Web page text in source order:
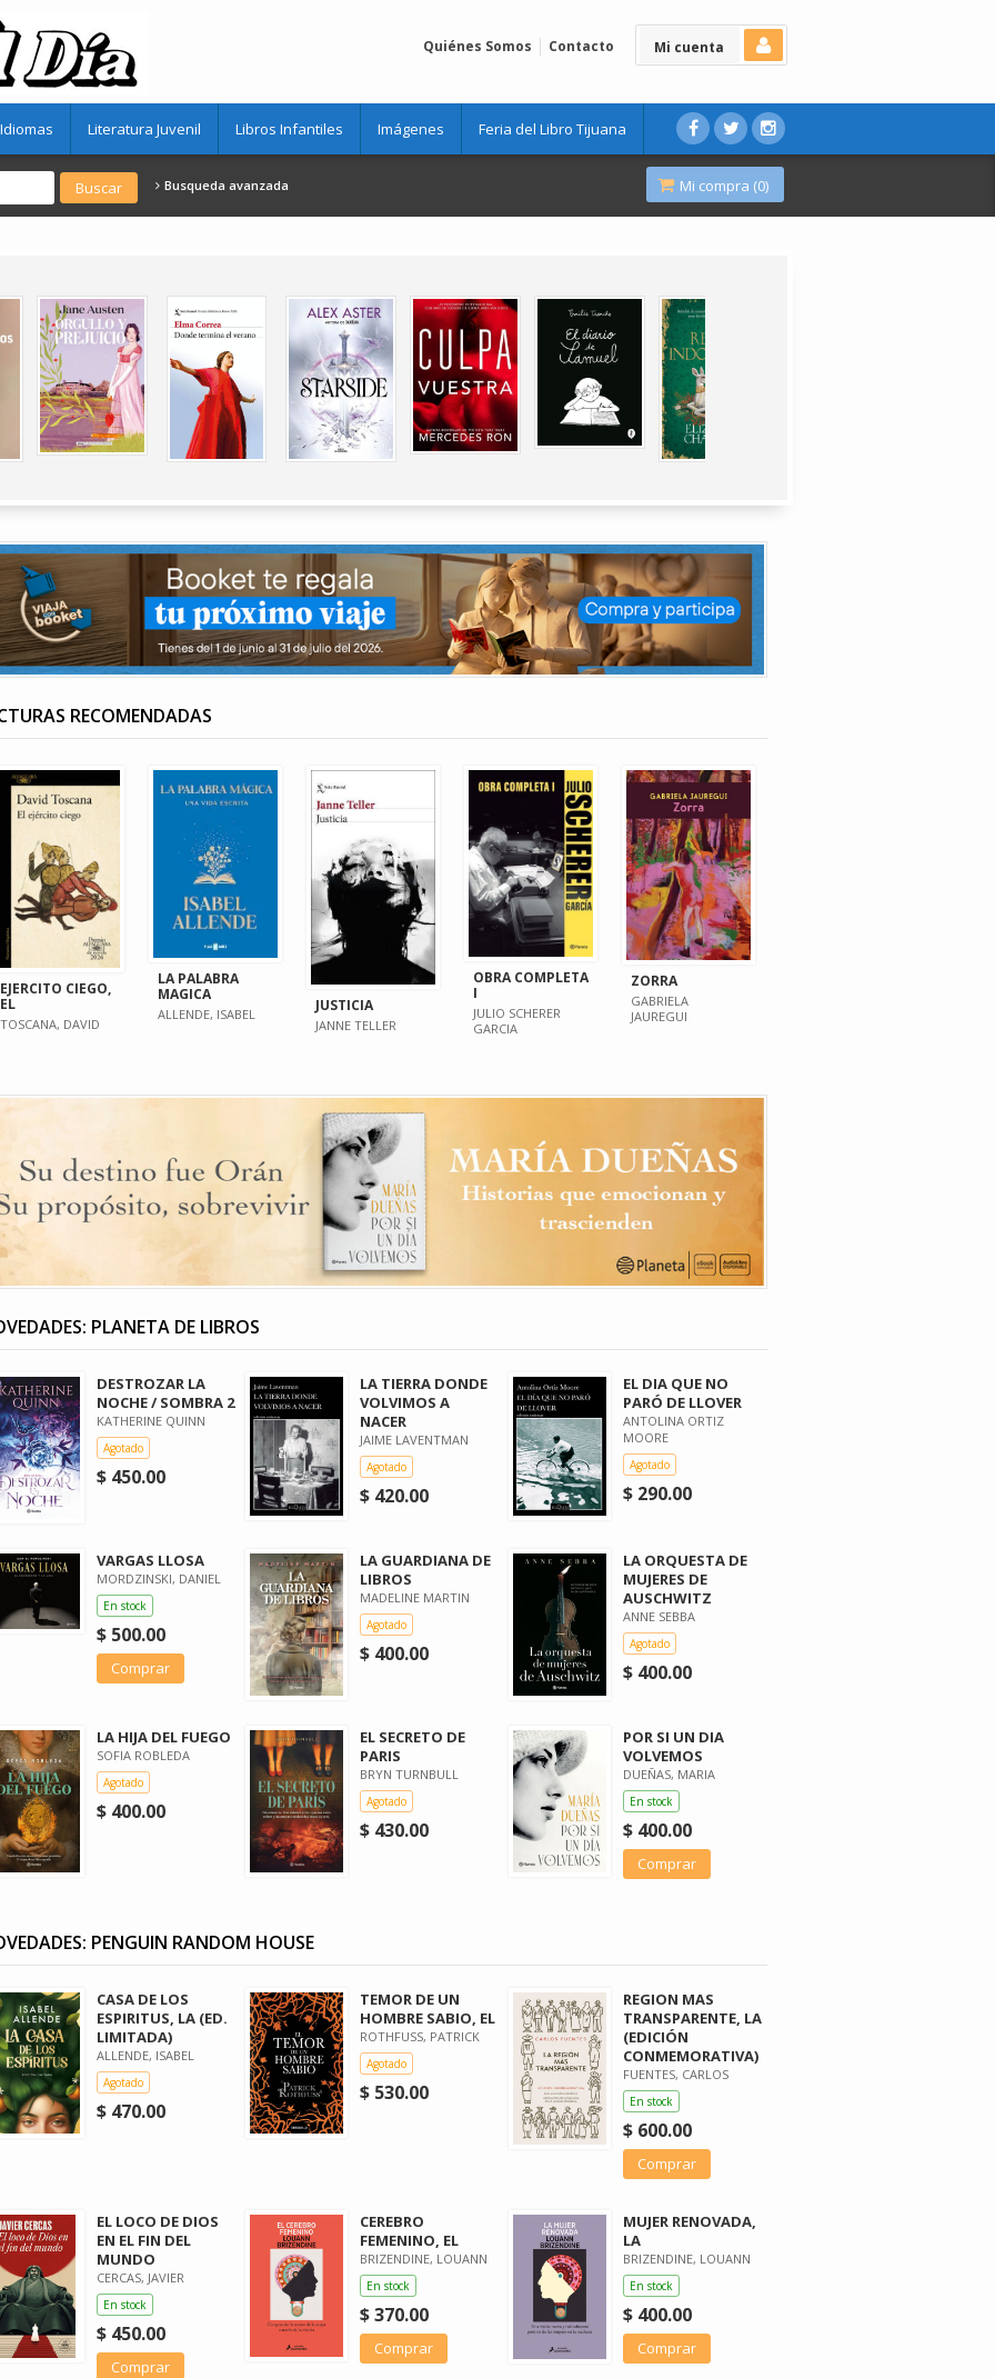
Mi cuenta
Quiénes Somos Contacto
Idiomas Literatura Juvenil Libros Infantiles Imágenes Feria del Libro Tijuana
Busqueda avanzada Mi compra (0)
RECOMENDADAS
EJERCITO CIEGO,
EL
TOSCANA, DAVID
LA PALABRA
MAGICA
ALLENDE, ISABEL JUSTICIA
JANNE TELLER
OBRA COMPLETA
I
JULIO SCHERER
GARCIA
ZORRA
GABRIELA
JAUREGUI
PLANETA DE LIBROS
DESTROZAR LA
NOCHE / SOMBRA 2
KATHERINE QUINN
Agotado
$ 450.00
LA TIERRA DONDE
VOLVIMOS A
NACER
JAIME LAVENTMAN
Agotado
$ 420.00
EL DIA QUE NO
PARÓ DE LLOVER
ANTOLINA ORTIZ
MOORE
Agotado
$ 290.00
VARGAS LLOSA
MORDZINSKI, DANIEL
En stock
$ 500.00
Comprar
LA GUARDIANA DE
LIBROS
MADELINE MARTIN
Agotado
$ 400.00
LA ORQUESTA DE
MUJERES DE
AUSCHWITZ
ANNE SEBBA
Agotado
$ 400.00
LA HIJA DEL FUEGO
SOFIA ROBLEDA
Agotado
$ 400.00
EL SECRETO DE
PARIS
BRYN TURNBULL
Agotado
$ 430.00
POR SI UN DIA
VOLVEMOS
DUEÑAS, MARIA
En stock
$ 400.00
Comprar
PENGUIN RANDOM HOUSE
CASA DE LOS
ESPIRITUS, LA (ED.
LIMITADA)
ALLENDE, ISABEL
Agotado
$ 470.00
TEMOR DE UN
HOMBRE SABIO, EL
ROTHFUSS, PATRICK
Agotado
$ 530.00
REGION MAS
TRANSPARENTE, LA
(EDICIÓN
CONMEMORATIVA)
FUENTES, CARLOS
En stock
$ 600.00
Comprar
EL LOCO DE DIOS
EN EL FIN DEL
MUNDO
CERCAS, JAVIER
En stock
$ 450.00
Comprar
CEREBRO
FEMENINO, EL
BRIZENDINE, LOUANN
En stock
$ 370.00
Comprar
MUJER RENOVADA,
LA
BRIZENDINE, LOUANN
En stock
$ 400.00
Comprar